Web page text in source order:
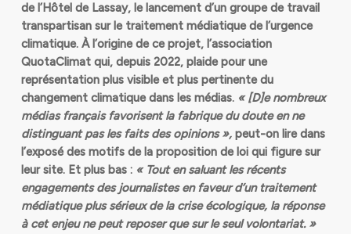
de l’Hôtel de Lassay, le lancement d’un groupe de travail
transpartisan sur le traitement médiatique de l’urgence
climatique. À l’origine de ce projet, l’association
QuotaClimat qui, depuis 2022, plaide pour une
représentation plus visible et plus pertinente du
changement climatique dans les médias. « [D]e nombreux
médias français favorisent la fabrique du doute en ne
distinguant pas les faits des opinions »,peut-on lire dans
l’exposé des motifs de la proposition de loi qui figure sur
leur site. Et plus bas : « Tout en saluant les récents
engagements des journalistes en faveur d’un traitement
médiatique plus sérieux de la crise écologique, la réponse
à cet enjeu ne peut reposer que sur le seul volontariat. »